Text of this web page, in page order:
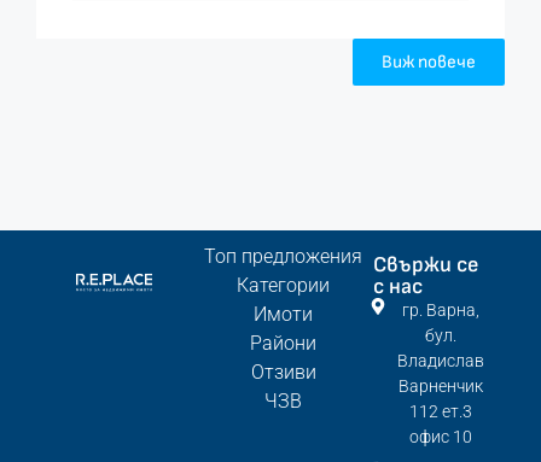
Виж повече
Топ предложения
Категории
Имоти
Райони
Отзиви
ЧЗВ
Свържи се
с нас
гр. Варна,
бул.
Владислав
Варненчик
112 ет.3
офис 10